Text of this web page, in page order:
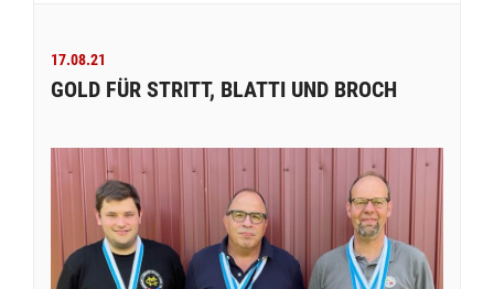
17.08.21
GOLD FÜR STRITT, BLATTI UND BROCH